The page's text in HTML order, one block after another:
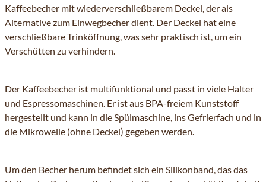
Kaffeebecher mit wiederverschließbarem Deckel, der als
Alternative zum Einwegbecher dient. Der Deckel hat eine
verschließbare Trinköffnung, was sehr praktisch ist, um ein
Verschütten zu verhindern.
Der Kaffeebecher ist multifunktional und passt in viele Halter
und Espressomaschinen. Er ist aus BPA-freiem Kunststoff
hergestellt und kann in die Spülmaschine, ins Gefrierfach und in
die Mikrowelle (ohne Deckel) gegeben werden.
Um den Becher herum befindet sich ein Silikonband, das das